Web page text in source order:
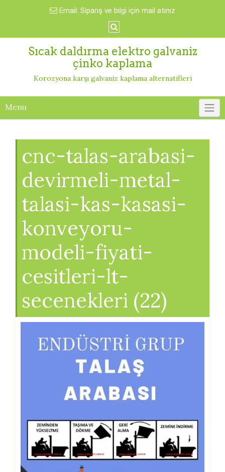
Email: Sipariş ve bilgi için mail atınız
Sıcak daldırma elektro galvaniz
çinko kaplama
Korozyona karşı galvaniz kaplama alternatifleri
Menu
cnc-talas-arabasi-
devirmeli-metal-
talasi-kas-kasasi-
konveyoru-
modeli-fiyati-
cesitleri-lt-
secenekleri (22)